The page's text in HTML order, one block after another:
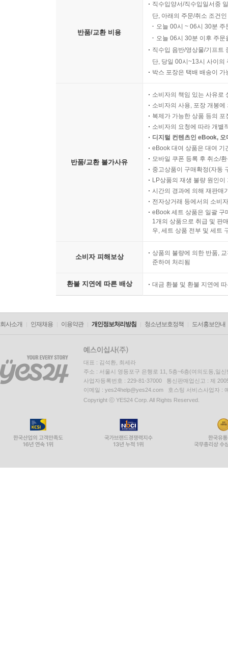
반품/교환 비용
직수입양서/직수입일서중
단, 아래의 주문/취소 조건
오늘 00시 ~ 06시 30분
오늘 06시 30분 이후 주
직수입 음반/영상물/기프트
단, 당일 00시~13시 사이의
박스 포장은 택배 배송이
반품/교환 불가사유
소비자의 책임 있는 사유로
소비자의 사용, 포장 개봉
복제가 가능한 상품 등의
소비자의 요청에 따라 개별
디지털 컨텐츠인 eBook,
eBook 대여 상품은 대여 기
모바일 쿠폰 등록 후 취소/
중고상품이 구매확정(자동
LP상품의 재생 불량 원인
시간의 경과에 의해 재판매
전자상거래 등에서의 소비
eBook 세트 상품은 일괄 구
1개의 상품으로 취급 및 판
우, 세트 상품 전부 및 세트
소비자 피해보상
상품의 불량에 의한 반품,
준하여 처리됨
환불 지연에 따른 배상 대금 환불 및 환불 지연에
회사소개 인재채용 이용약관 개인정보처리방침 청소년보호정책 도서홍보안내
대표 : 김석환, 최세라
주소 : 서울시 영등포구 은행로 11, 5층~6층(여의도동,일신
사업자등록번호 : 229-81-37000 통신판매업신고 : 제
이메일 : yes24help@yes24.com 호스팅 서비스사업자 :
Copyright ⓒ YES24 Corp. All Rights Reserved.